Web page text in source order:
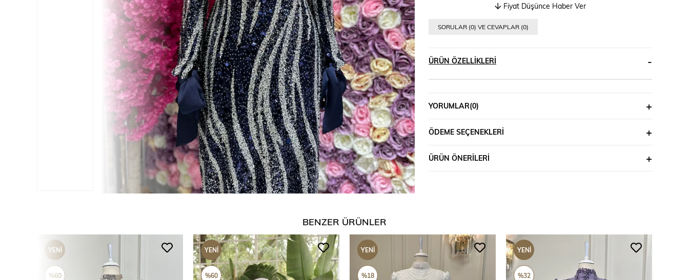
Fiyat Düşünce Haber Ver
SORULAR (0) VE CEVAPLAR (0)
ÜRÜN ÖZELLIKLERI
YORUMLAR(0)
ÖDEME SEÇENEKLERI
ÜRÜN ÖNERILERI
BENZER ÜRÜNLER
YENI
ÜRÜN
%60
YENI
ÜRÜN
%60
YENI
ÜRÜN
%18
YENI
ÜRÜN
%32